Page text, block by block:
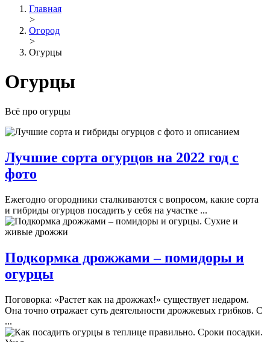
Главная
>
Огород
>
Огурцы
Огурцы
Всё про огурцы
Лучшие сорта огурцов на 2022 год с
фото
Ежегодно огородники сталкиваются с вопросом, какие сорта
и гибриды огурцов посадить у себя на участке ...
Подкормка дрожжами – помидоры и
огурцы
Поговорка: «Растет как на дрожжах!» существует недаром.
Она точно отражает суть деятельности дрожжевых грибков. С
...